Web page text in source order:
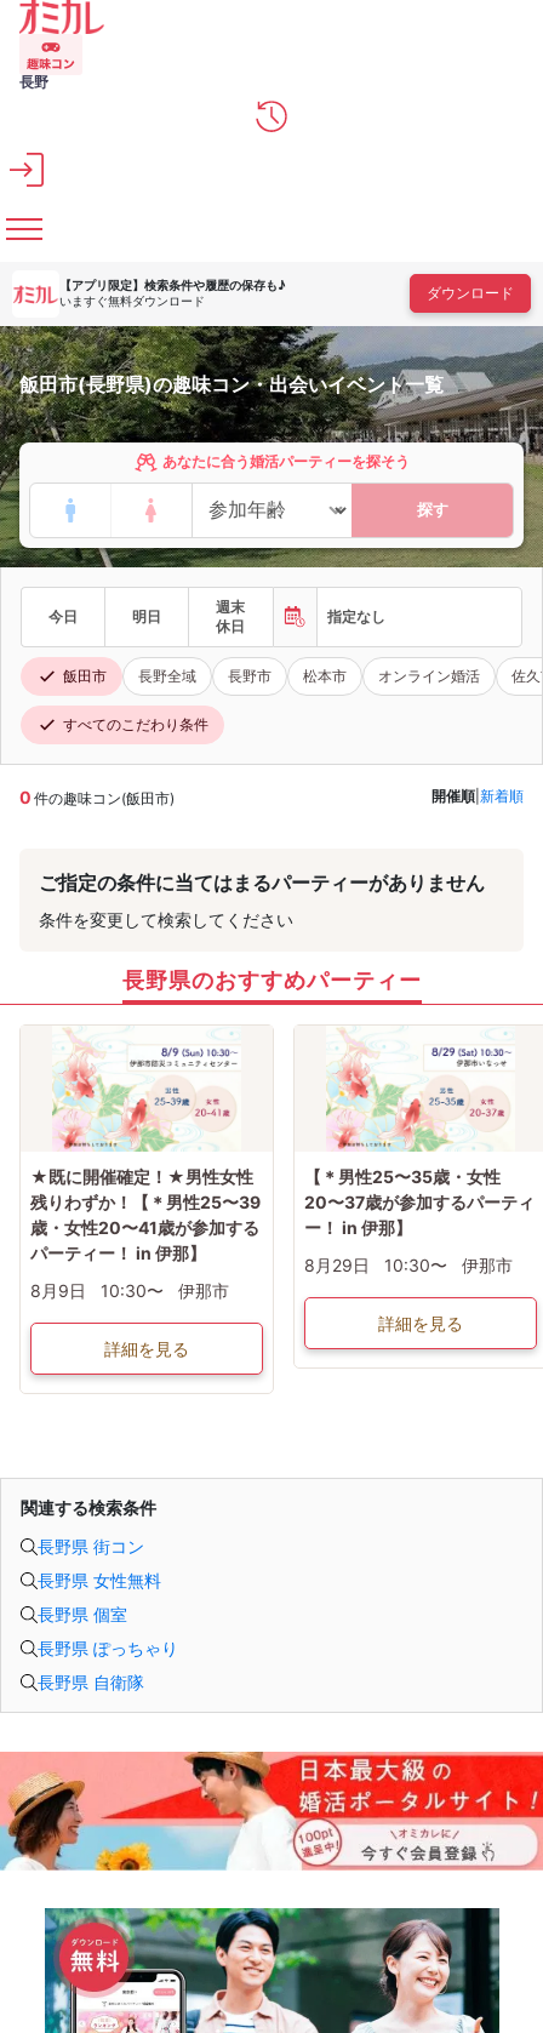
メインコンテンツへスキップ
長野
【アプリ限定】 検索条件や履歴の保存も♪
いますぐ無料ダウンロード
ダウンロード
飯田市(長野県)の趣味コン・出会いイベント一覧
あなたに合う婚活パーティーを探そう
探す
今日 明日
週末
休日
指定なし
飯田市 長野全域 長野市 松本市 オンライン婚活 佐
すべてのこだわり条件
0 件の趣味コン(飯田市) 開催順 新着順
ご指定の条件に当てはまるパーティーがありません
条件を変更して検索してください
長野県のおすすめパーティー
★既に開催確定！★男性女性
残りわずか！【＊男性25〜39
歳・女性20〜41歳が参加する
パーティー！ in 伊那】
8月9日
10:30〜 伊那市
詳細を見る
【＊男性25〜35歳・女性
20〜37歳が参加するパーティ
ー！ in 伊那】
8月29日
10:30〜 伊那市
詳細を見る
関連する検索条件
長野県 街コン
長野県 女性無料
長野県 個室
長野県 ぽっちゃり
長野県 自衛隊